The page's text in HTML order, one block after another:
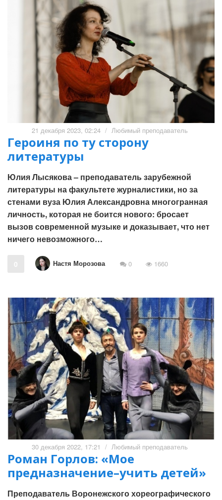
21 декабря 2023, 02:24 / Любимый преподаватель
Героиня по ту сторону
литературы
Юлия Лысякова – преподаватель зарубежной
литературы на факультете журналистики, но за
стенами вуза Юлия Александровна многогранная
личность, которая не боится нового: бросает
вызов современной музыке и доказывает, что нет
ничего невозможного…
0 Настя Морозова 0 1660
30 декабря 2022, 17:21 / Любимый преподаватель
Роман Горлов: «Мое
предназначение–учить детей»
Преподаватель Воронежского хореографического